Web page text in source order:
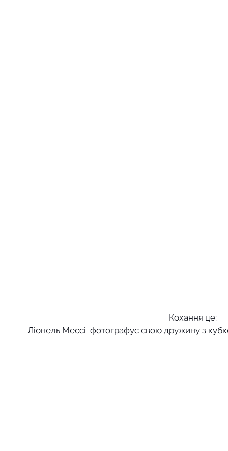
Кохання це:
Ліонель Мессі  фотографує свою дружину з